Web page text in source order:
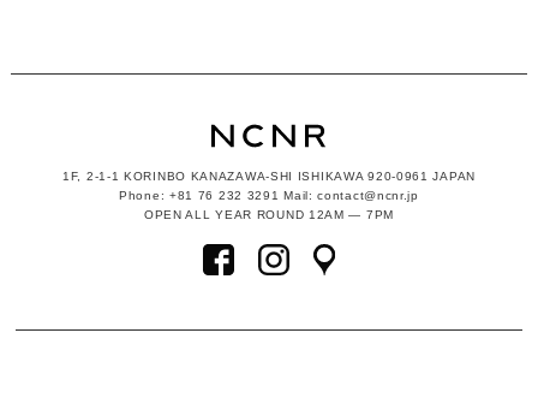
1F, 2-1-1KORINBO KANAZAWA-SHI ISHIKAWA 920-0961 JAPAN
Phone: +81 76 232 3291 Mail: contact@ncnr.jp
OPEN ALL YEAR ROUND 12AM — 7PM